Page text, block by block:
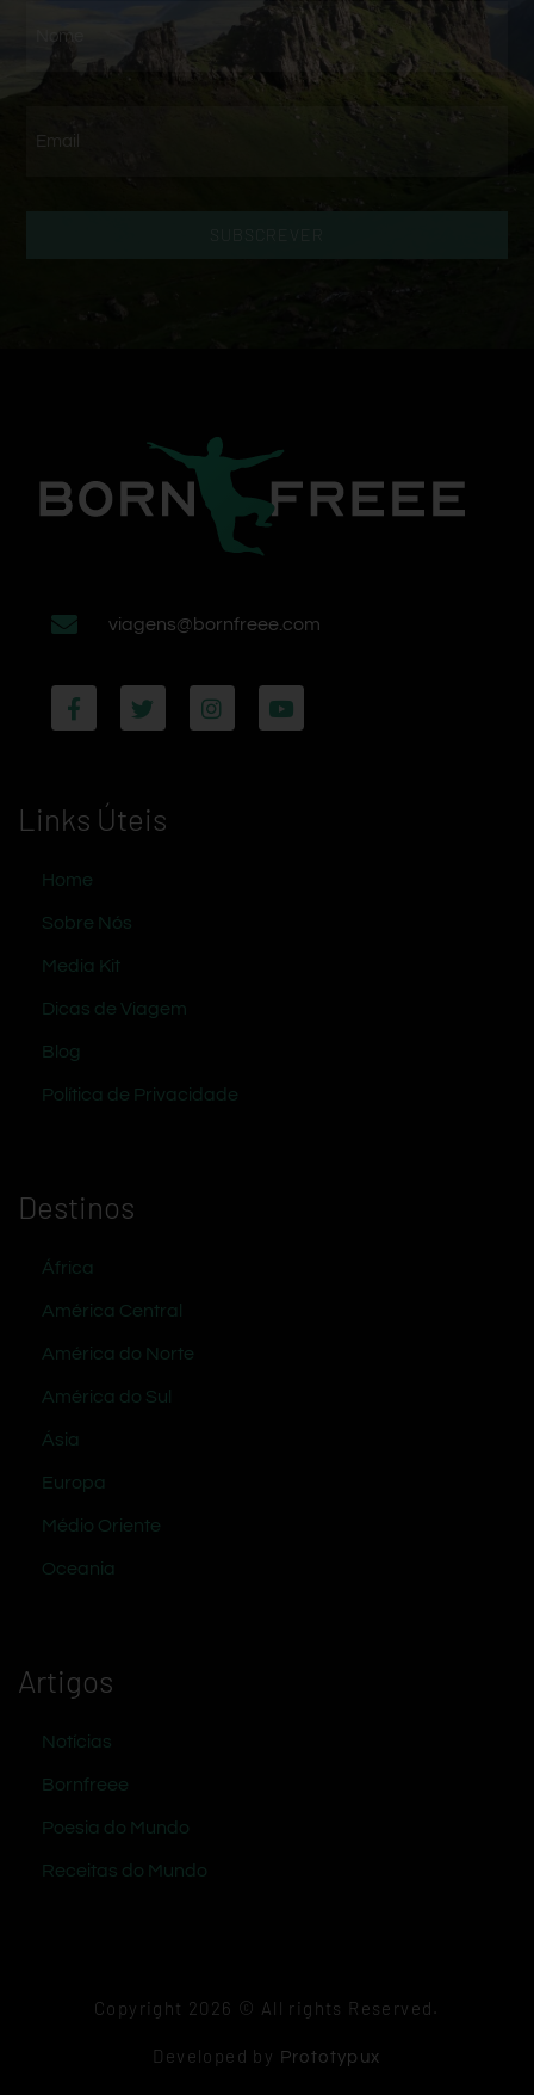
SUBSCREVER
viagens@bornfreee.com
Links Úteis
Home
Sobre Nós
Media Kit
Dicas de Viagem
Blog
Política de Privacidade
Destinos
África
América Central
América do Norte
América do Sul
Ásia
Europa
Médio Oriente
Oceania
Artigos
Notícias
Bornfreee
Poesia do Mundo
Receitas do Mundo
Copyright 2026 © All rights Reserved.
Developed by Prototypux